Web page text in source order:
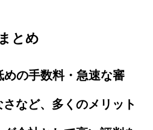
まとめ
の手数料・急速な審
など、多くのメリット